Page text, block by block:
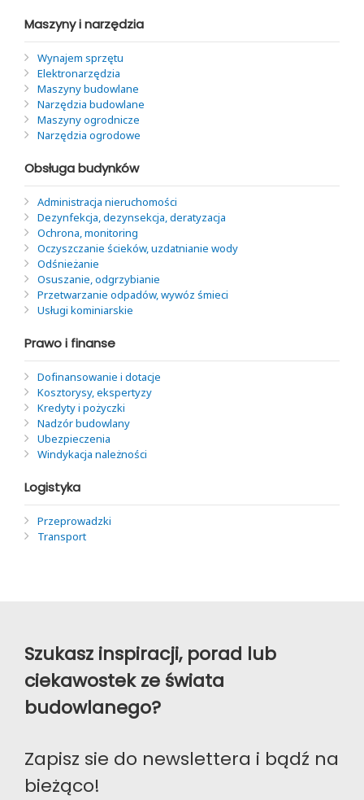
Maszyny i narzędzia
Wynajem sprzętu
Elektronarzędzia
Maszyny budowlane
Narzędzia budowlane
Maszyny ogrodnicze
Narzędzia ogrodowe
Obsługa budynków
Administracja nieruchomości
Dezynfekcja, dezynsekcja, deratyzacja
Ochrona, monitoring
Oczyszczanie ścieków, uzdatnianie wody
Odśnieżanie
Osuszanie, odgrzybianie
Przetwarzanie odpadów, wywóz śmieci
Usługi kominiarskie
Prawo i finanse
Dofinansowanie i dotacje
Kosztorysy, ekspertyzy
Kredyty i pożyczki
Nadzór budowlany
Ubezpieczenia
Windykacja należności
Logistyka
Przeprowadzki
Transport
Szukasz inspiracji, porad lub
ciekawostek ze świata
budowlanego?
Zapisz sie do newslettera i bądź na
bieżąco!